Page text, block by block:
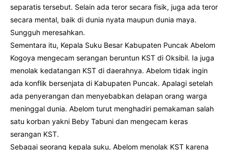
separatis tersebut. Selain ada teror secara fisik, juga ada teror
secara mental, baik di dunia nyata maupun dunia maya.
Sungguh meresahkan.
Sementara itu, Kepala Suku Besar Kabupaten Puncak Abelom
Kogoya mengecam serangan beruntun KST di Oksibil. Ia juga
menolak kedatangan KST di daerahnya. Abelom tidak ingin
ada konflik bersenjata di Kabupaten Puncak. Apalagi setelah
ada penyerangan dan menyebabkan delapan orang warga
meninggal dunia. Abelom turut menghadiri pemakaman salah
satu korban yakni Beby Tabuni dan mengecam keras
serangan KST.
Sebagai seorang kepala suku, Abelom menolak KST karena